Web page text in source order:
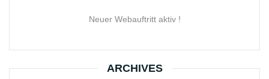
Neuer Webauftritt aktiv !
ARCHIVES